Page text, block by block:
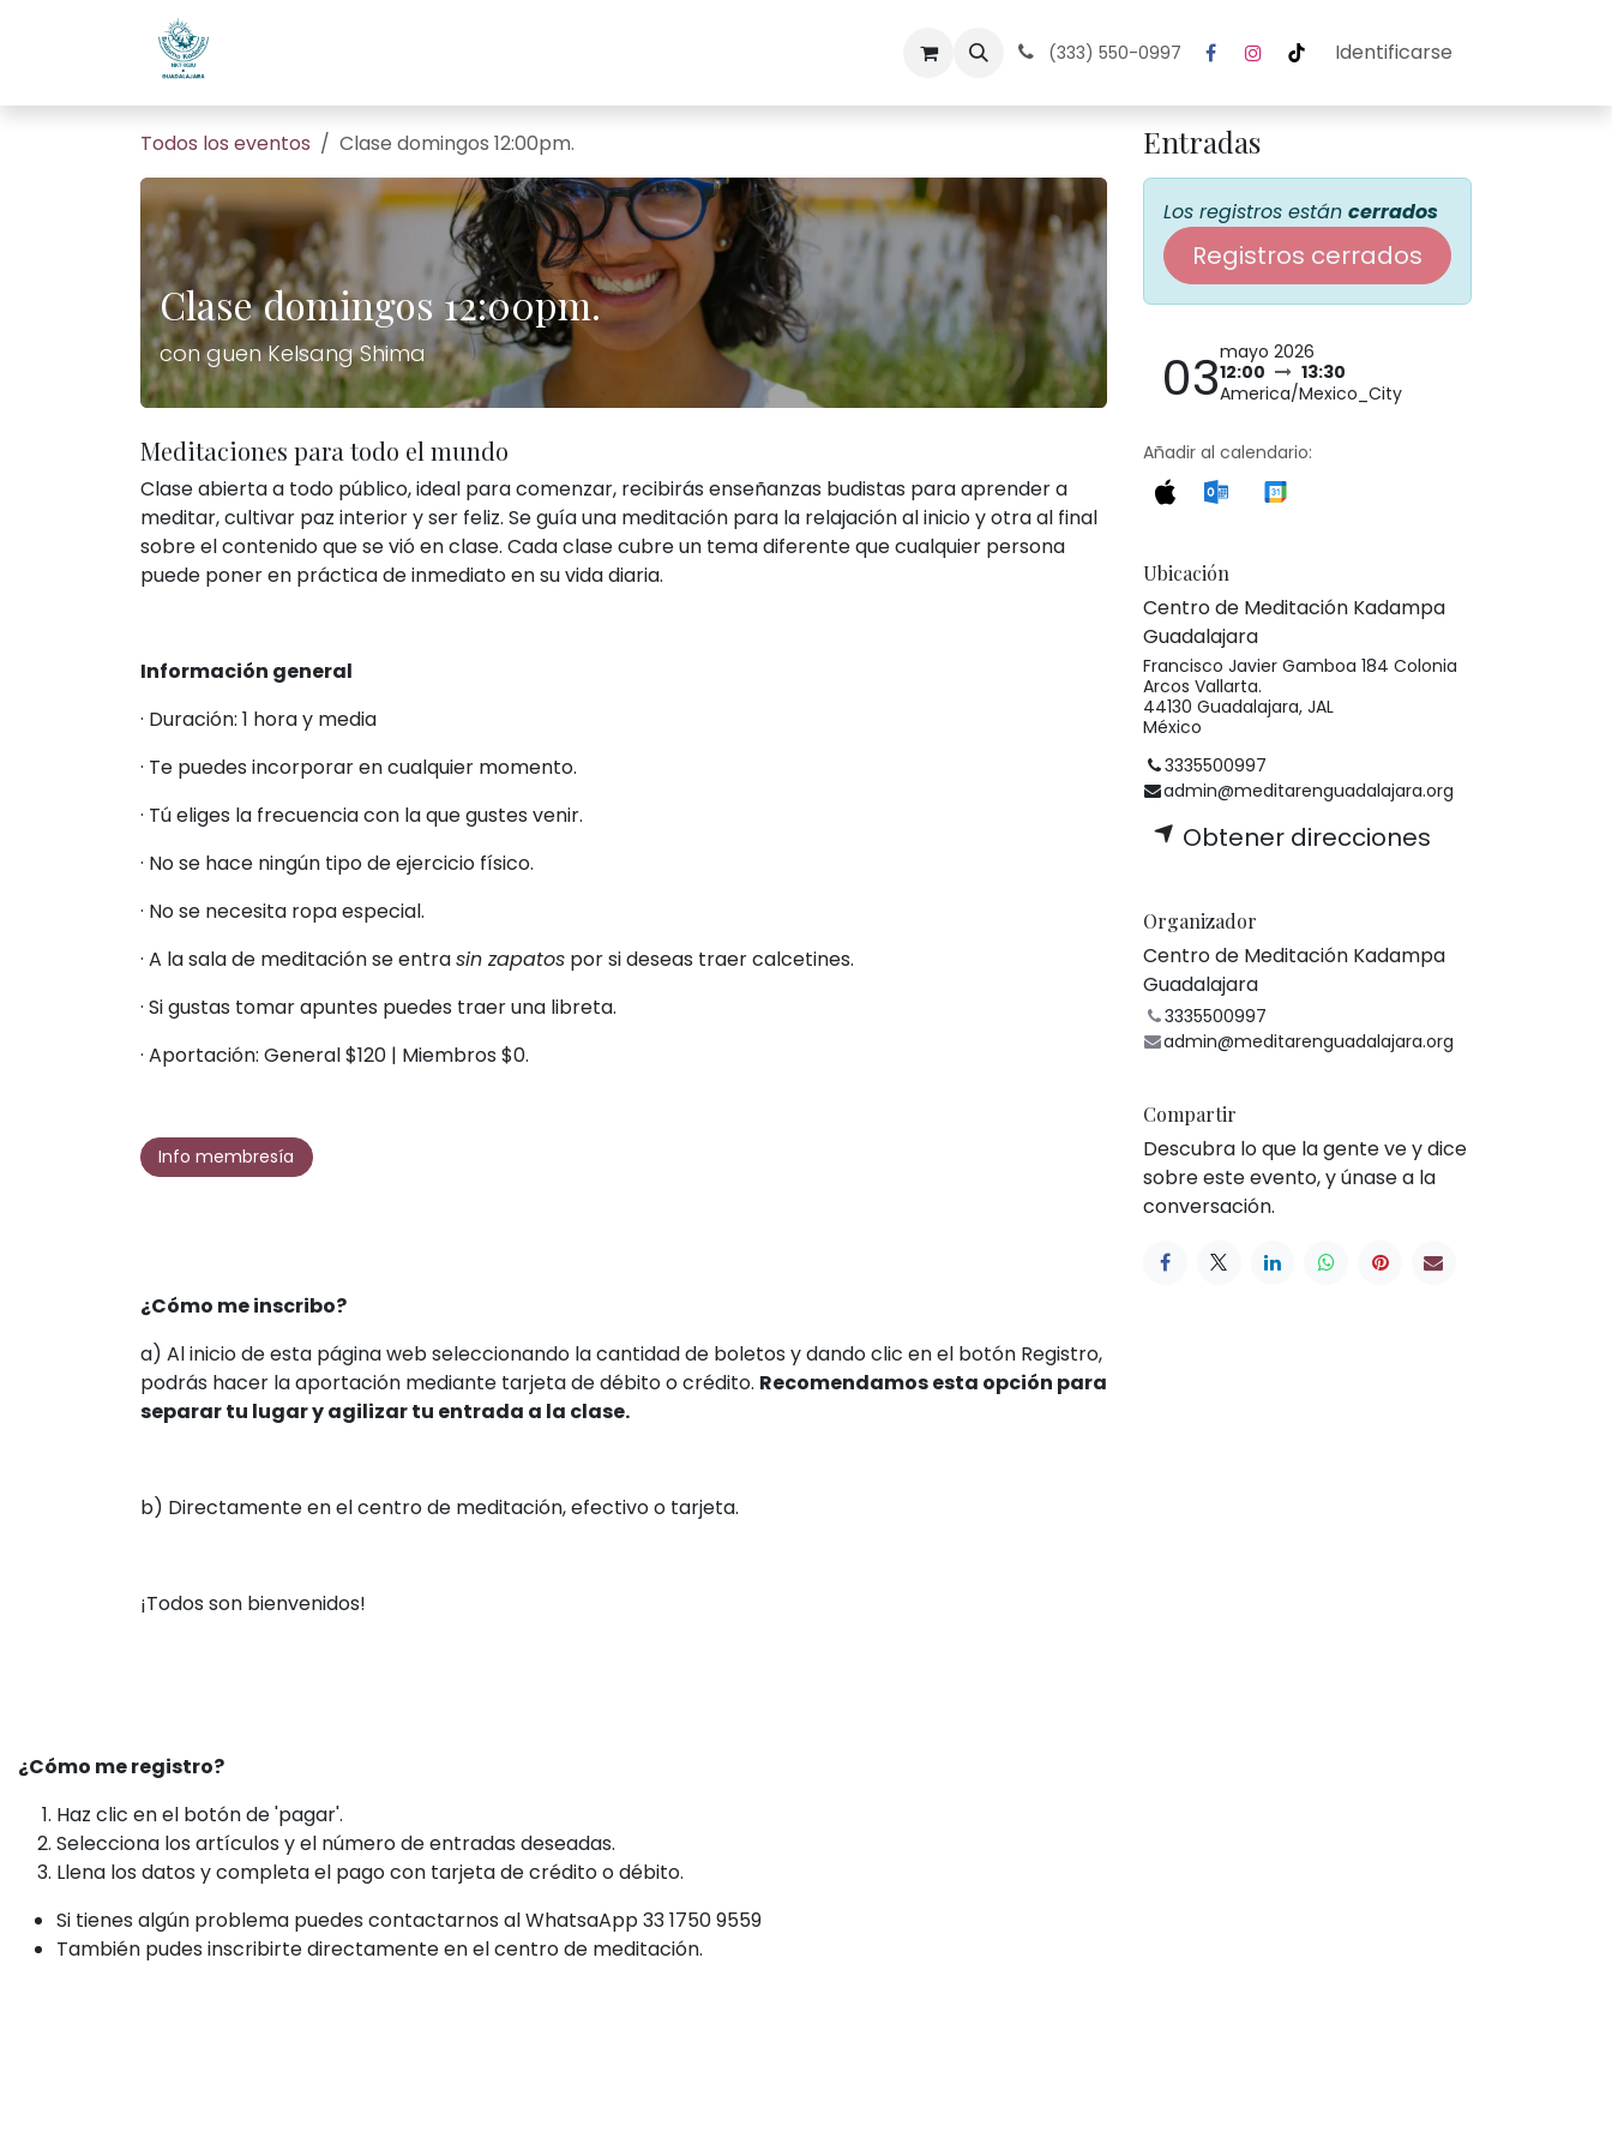
Ir al contenido
Calendario (333) 550-0997 Identificarse
Todos los eventos Clase domingos 12:00pm.
Clase domingos 12:00pm.
con guen Kelsang Shima
Meditaciones para todo el mundo
Clase abierta a todo público, ideal para comenzar, recibirás enseñanzas budistas para aprender a
meditar, cultivar paz interior y ser feliz. Se guía una meditación para la relajación al inicio y otra al final
sobre el contenido que se vió en clase. Cada clase cubre un tema diferente que cualquier persona
puede poner en práctica de inmediato en su vida diaria.
Información general
· Duración: 1 hora y media
· Te puedes incorporar en cualquier momento.
· Tú eliges la frecuencia con la que gustes venir.
· No se hace ningún tipo de ejercicio físico.
· No se necesita ropa especial.
· A la sala de meditación se entrasin zapatos por si deseas traer calcetines.
· Si gustas tomar apuntes puedes traer una libreta.
· Aportación: General $120 | Miembros $0.
Info membresía
¿Cómo me inscribo?
a) Al inicio de esta página web seleccionando la cantidad de boletos y dando clic en el botón Registro,
podrás hacer la aportación mediante tarjeta de débito o crédito. Recomendamos esta opción para
separar tu lugar y agilizar tu entrada a la clase.
b) Directamente en el centro de meditación, efectivo o tarjeta.
¡Todos son bienvenidos!
Entradas
Los registros están cerrados
Registros cerrados
03mayo 2026
12:00
13:30
America/Mexico_City
Añadir al calendario:
Ubicación
Centro de Meditación Kadampa
Guadalajara
Francisco Javier Gamboa 184 Colonia
Arcos Vallarta.
44130 Guadalajara, JAL
México
3335500997
admin@meditarenguadalajara.org
Obtener direcciones
Organizador
Centro de Meditación Kadampa
Guadalajara
3335500997
admin@meditarenguadalajara.org
Compartir
Descubra lo que la gente ve y dice
sobre este evento, y únase a la
conversación.
¿Cómo me registro?
Haz clic en el botón de 'pagar'.
Selecciona los artículos y el número de entradas deseadas.
Llena los datos y completa el pago con tarjeta de crédito o débito.
Si tienes algún problema puedes contactarnos al WhatsaApp 33 1750 9559
También pudes inscribirte directamente en el centro de meditación.